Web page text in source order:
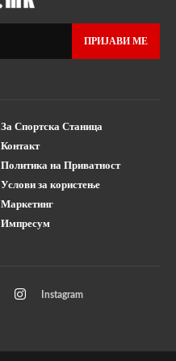
ПРИЈАВИ МЕ
За Спортска Станица
Контакт
Политика на Приватност
Услови за користење
Маркетинг
Импресум
Instagram